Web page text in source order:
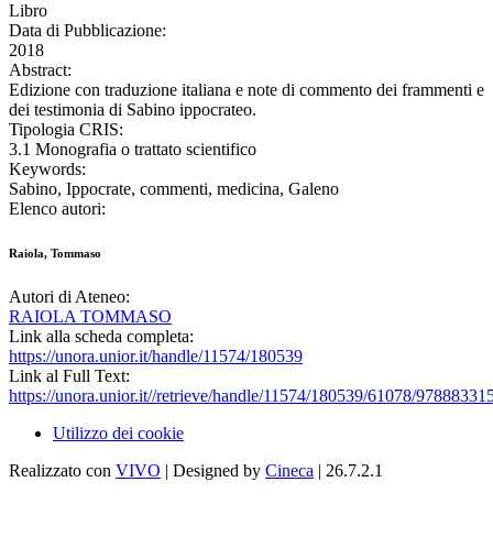
Libro
Data di Pubblicazione:
2018
Abstract:
Edizione con traduzione italiana e note di commento dei frammenti e
dei testimonia di Sabino ippocrateo.
Tipologia CRIS:
3.1 Monografia o trattato scientifico
Keywords:
Sabino, Ippocrate, commenti, medicina, Galeno
Elenco autori:
Raiola, Tommaso
Autori di Ateneo:
RAIOLA TOMMASO
Link alla scheda completa:
https://unora.unior.it/handle/11574/180539
Link al Full Text:
https://unora.unior.it//retrieve/handle/11574/180539/61078/
Utilizzo dei cookie
Realizzato con VIVO | Designed by Cineca | 26.7.2.1